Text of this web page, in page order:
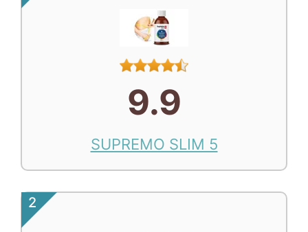
9.9
SUPREMO SLIM 5
2